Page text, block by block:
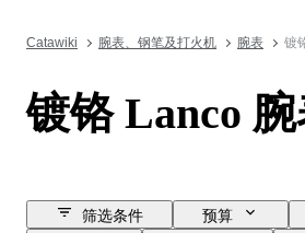
Catawiki 腕表、钢笔及打火机 腕表 镀
镀铬 Lanco
筛选条件 预算